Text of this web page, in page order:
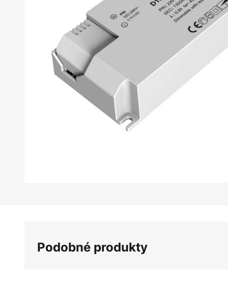
obrázkov
Podobné produkty